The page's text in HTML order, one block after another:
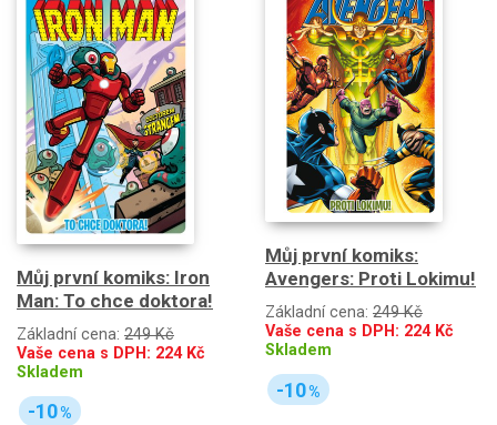
Můj první komiks: Iron
Man: To chce doktora!
Základní cena: 249 Kč
Vaše cena s DPH: 224Kč
Skladem
-10%
Můj první komiks:
Avengers: Proti Lokimu!
Základní cena: 249 Kč
Vaše cena s DPH: 224Kč
Skladem
-10%